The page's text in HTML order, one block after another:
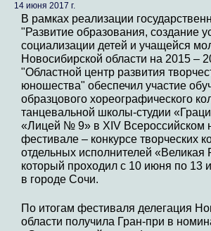
14 июня 2017 г.
В рамках реализации
"Развитие образования, создание
социализации детей и учащейся
Новосибирской области на 2015 –
"Областной центр развития
юношества" обеспечил участие
образцового хореографического
танцевальной школы-студии
«Лицей № 9» в XIV Всероссийском
фестивале – конкурсе творческих
отдельных исполнителей «Великая
который проходил с 10 июня по 13
в городе Сочи.
По итогам фестиваля делегация
области получила Гран-при в